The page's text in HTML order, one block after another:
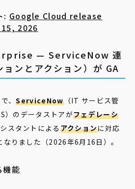
: Google Cloud release
2026
— ServiceNow 連
ンとアクション）が GA
で、ServiceNow（IT サービス管
）のデータストアがフェデレーシ
スタントによる アクションに対応
なりました（2026年6月16日）。
機能